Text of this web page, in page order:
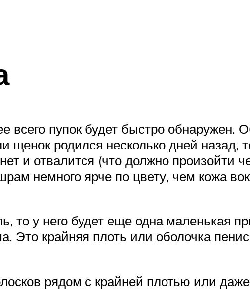
всего пупок будет быстро обнаружен.
щенок родился несколько дней назад,
и отвалится (что должно произойти
немного ярче по цвету, чем кожа
то у него будет еще одна маленькая
Это крайняя плоть или оболочка
рядом с крайней плотью или